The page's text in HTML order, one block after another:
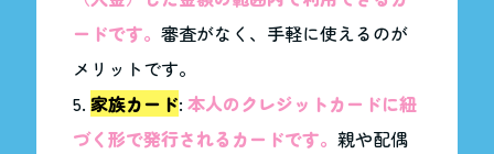
ードです。審査がなく、手軽に使えるのが
メリットです。
家族カード:本人のクレジットカードに紐
づく形で発行されるカードです。親や配偶